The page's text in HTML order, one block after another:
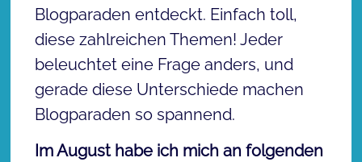
Blogparaden entdeckt. Einfach toll,
diese zahlreichen Themen! Jeder
beleuchtet eine Frage anders, und
gerade diese Unterschiede machen
Blogparaden so spannend.
Im August habe ich mich an folgenden